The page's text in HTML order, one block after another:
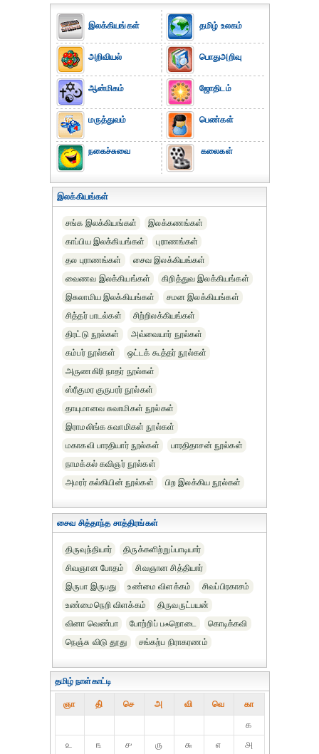
இலக்கியங்கள்
அறிவியல்
ஆன்மிகம்
மருத்துவம்
நகைச்சுவை
தமிழ் உலகம்
பொதுஅறிவு
ஜோதிடம்
பெண்கள்
கலைகள்
இலக்கியங்கள்
சங்க இலக்கியங்கள்
இலக்கணங்கள்
காப்பிய இலக்கியங்கள்
புராணங்கள்
தல புராணங்கள்
சைவ இலக்கியங்கள்
வைணவ இலக்கியங்கள்
கிறித்துவ இலக்கியங்கள்
இசுலாமிய இலக்கியங்கள்
சமன இலக்கியங்கள்
சித்தர் பாடல்கள்
சிற்றிலக்கியங்கள்
திரட்டு நூல்கள்
அவ்வையார் நூல்கள்
கம்பர் நூல்கள்
ஒட்டக் கூத்தர் நூல்கள்
அருணகிரி நாதர் நூல்கள்
ஸ்ரீகுமர குருபரர் நூல்கள்
தாயுமானவ சுவாமிகள் நூல்கள்
இராமலிங்க சுவாமிகள் நூல்கள்
மகாகவி பாரதியார் நூல்கள்
பாரதிதாசன் நூல்கள்
நாமக்கல் கவிஞர் நூல்கள்
அமரர் கல்கியின் நூல்கள்
பிற இலக்கிய நூல்கள்
சைவ சித்தாந்த சாத்திரங்கள்
திருவுந்தியார்
திருக்களிற்றுப்பாடியார்
சிவஞான போதம்
சிவஞான சித்தியார்
இருபா இருபது
உண்மை விளக்கம்
சிவப்பிரகாசம்
உண்மைநெறி விளக்கம்
திருவருட்பயன்
வினா வெண்பா
போற்றிப் பஃறொடை
கொடிக்கவி
நெஞ்சு விடு தூது
சங்கற்ப நிராகரணம்
தமிழ் நாள்காட்டி
ஞா தி் செ அ வி வெ கா
௧
௨
௩ ௪ ௫ ௬ ௭ ௮